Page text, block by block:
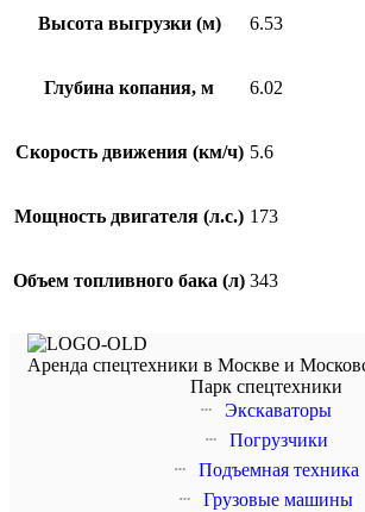
Высота выгрузки (м) 6.53
Глубина копания, м 6.02
Скорость движения (км/ч) 5.6
Мощность двигателя (л.с.) 173
Объем топливного бака (л) 343
Аренда спецтехники в Москве и
Парк спецтехники
Экскаваторы
Погрузчики
Подъемная техника
Грузовые машины